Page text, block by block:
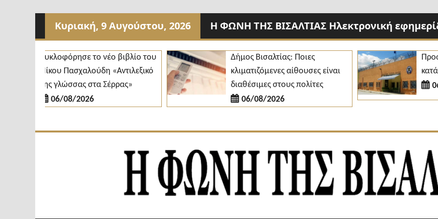
Κυριακή, 9 Αυγούστου, 2026 Η ΦΩΝΗ ΤΗΣ ΒΙΣΑΛΤΙΑΣ Ηλεκτρονική
Κυκλοφόρησε το νέο βιβλίο του
Νίκου Πασχαλούδη «Αντιλεξικό
της γλώσσας στα Σέρρας»
06/08/2026
Δήμος Βισαλτίας: Ποιες
κλιματιζόμενες αίθουσες είναι
διαθέσιμες στους πολίτες
06/08/2026
06/08/